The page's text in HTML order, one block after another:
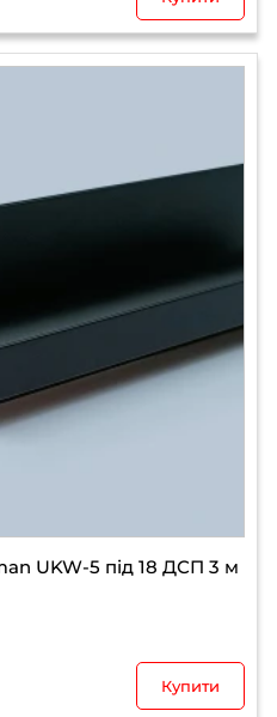
UKW-5 під 18 ДСП 3 м
Купити